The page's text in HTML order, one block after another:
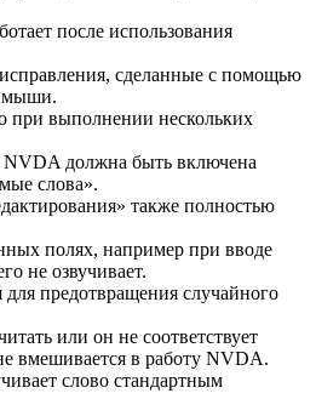
после использования
сделанные с помощью
мыши.
при выполнении нескольких
NVDA должна быть включена
слова».
также полностью
полях, например при вводе
не озвучивает.
предотвращения случайного
или он не соответствует
вмешивается в работу NVDA.
слово стандартным